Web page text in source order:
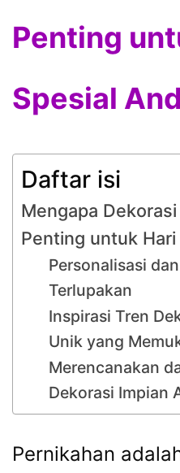
Penting
Spesial
Daftar isi
Mengapa
Penting untuk
Personalisasi
Terlupakan
Inspirasi Tren
Unik yang
Merencanakan
Dekorasi Impian
Pernikahan